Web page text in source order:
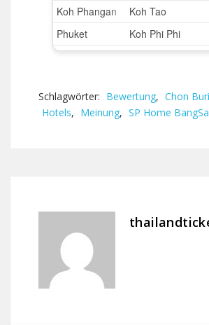
Schlagwörter: Bewertung, Chon Buri
Hotels, Meinung, SP Home